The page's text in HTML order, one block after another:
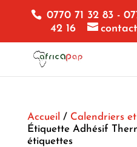
0770 71 32 83 -
42 16
Accueil / Calendriers
Étiquette Adhésif
étiquettes